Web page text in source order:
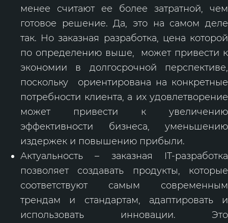
менее считают ее более затратной, чем
готовое решение. Да, это на самом деле
так. Но заказная разработка, цена которой
по определению выше, может привести к
экономии в долгосрочной перспективе,
поскольку ориентирована на конкретные
потребности клиента, а их удовлетворение
может привести к увеличению
эффективности бизнеса, уменьшению
издержек и повышению прибыли.
Актуальность – заказная IT-разработка
позволяет создавать продукты, которые
соответствуют самым современным
трендам и стандартам, адаптировать и
использовать инновации. Это